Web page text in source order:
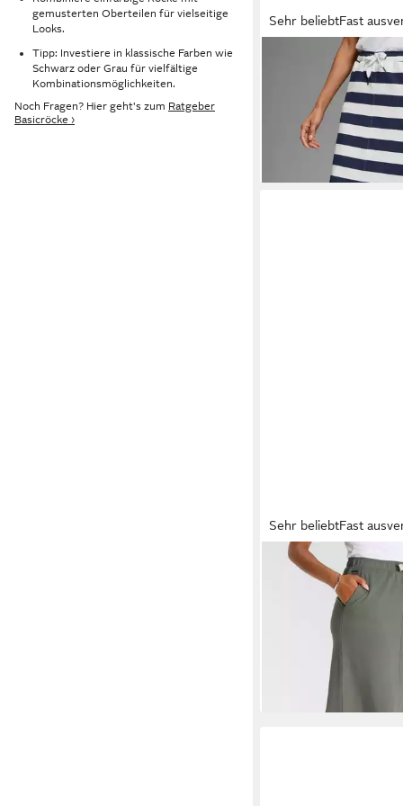
gemusterten Oberteilen für vielseitige
Looks.
Tipp: Investiere in klassische Farben wie
Schwarz oder Grau für vielfältige
Kombinationsmöglichkeiten.
Noch Fragen? Hier geht's zum Ratgeber
Basicröcke ›
Sehr beliebtFast
KANGAROOS
Midilänge mit Schlitz
ab 38,99 €
Sehr beliebtFast
KANGAROOS
Midilänge mit Schlitz
ab 32,99 € UVP